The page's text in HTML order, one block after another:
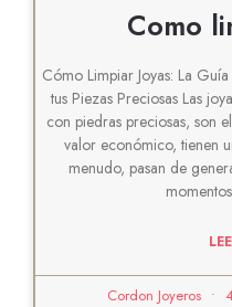
Como
Cómo Limpiar Joyas: La
tus Piezas Preciosas Las
con piedras preciosas, son
valor económico, tienen
menudo, pasan de
Cordon Joyeros